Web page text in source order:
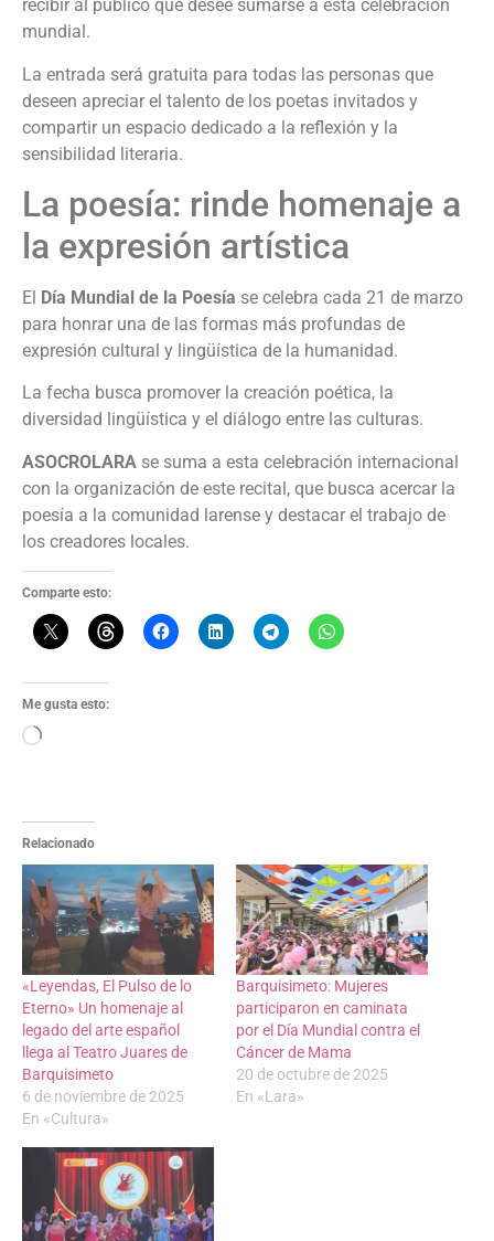
recibir al público que desee sumarse a esta celebración
mundial.
La entrada será gratuita para todas las personas que
deseen apreciar el talento de los poetas invitados y
compartir un espacio dedicado a la reflexión y la
sensibilidad literaria.
La poesía: rinde homenaje a
la expresión artística
El Día Mundial de la Poesía se celebra cada 21 de marzo
para honrar una de las formas más profundas de
expresión cultural y lingüística de la humanidad.
La fecha busca promover la creación poética, la
diversidad lingüística y el diálogo entre las culturas.
ASOCROLARA se suma a esta celebración internacional
con la organización de este recital, que busca acercar la
poesía a la comunidad larense y destacar el trabajo de
los creadores locales.
Comparte esto:
Me gusta esto:
Relacionado
«Leyendas, El Pulso de lo
Eterno» Un homenaje al
legado del arte español
llega al Teatro Juares de
Barquisimeto
6 de noviembre de 2025
En «Cultura»
Barquisimeto: Mujeres
participaron en caminata
por el Día Mundial contra el
Cáncer de Mama
20 de octubre de 2025
En «Lara»